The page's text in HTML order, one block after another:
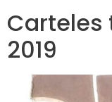
Carteles
2019